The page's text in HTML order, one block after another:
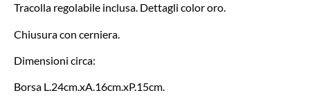
Tracolla regolabile inclusa. Dettagli color oro.
Chiusura con cerniera.
Dimensioni circa:
Borsa L.24cm.xA.16cm.xP.15cm.